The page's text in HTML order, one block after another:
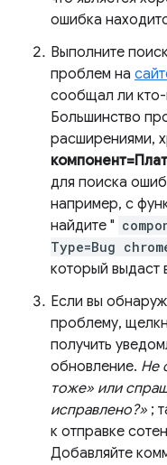
ошибка
Выполните
проблем на
сообщал ли
Большинство
расширениями,
для поиска
например, с
найдите "
Type=Bug
который выдаст
Если вы
проблему,
получить
обновление. Не
тоже» или
исправлено?» ;
к отправке
Добавляйте